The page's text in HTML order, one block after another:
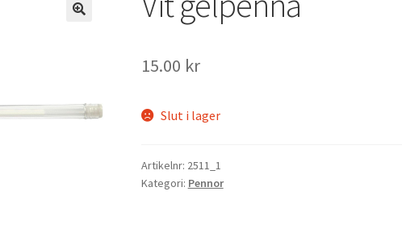
15.00 kr
Slut i lager
Artikelnr: 2511_1
Kategori: Pennor